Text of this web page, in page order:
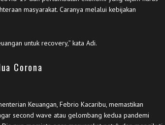
masyarakat. Caranya melalui kebijakan
untuk recovery,” kata Adi.
Corona
Keuangan, Febrio Kacaribu, memastikan
second wave atau gelombang kedua pandemi